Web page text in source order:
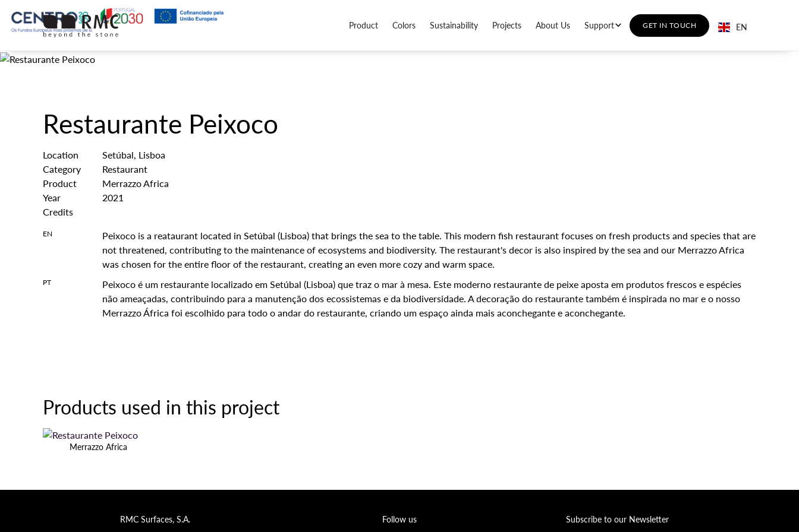
Product Colors Sustainability Projects About Us Support GET IN TOUCH EN
Restaurante Peixoco
Location
Setúbal, Lisboa
Category
Restaurant
Product
Merrazzo Africa
Year
2021
Credits
EN
Peixoco is a reataurant located in Setúbal (Lisboa) that brings the sea to the table. This modern fish restaurant focuses on fresh products and species that are
not threatened, contributing to the maintenance of ecosystems and biodiversity. The restaurant's decor is also inspired by the sea and our Merrazzo Africa
was chosen for the entire floor of the restaurant, creating an even more cozy and warm space.
PT
Peixoco é um restaurante localizado em Setúbal (Lisboa) que traz o mar à mesa. Este moderno restaurante de peixe aposta em produtos frescos e espécies
não ameaçadas, contribuindo para a manutenção dos ecossistemas e da biodiversidade. A decoração do restaurante também é inspirada no mar e o nosso
Merrazzo África foi escolhido para todo o andar do restaurante, criando um espaço ainda mais aconchegante e aconchegante.
Products used in this project
Merrazzo Africa
RMC Surfaces, S.A. Follow us Subscribe to our Newsletter